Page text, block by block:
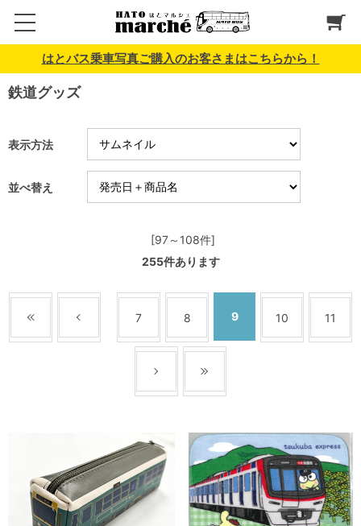
はとバス乗車写真ご購入のお客さまはこちらから！
鉄道グッズ
表示方法
並べ替え
[97～108件]
255件あります
7 8 9 10 11